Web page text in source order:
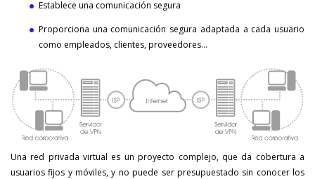
Establece una comunicación segura
Proporciona una comunicación segura adaptada a cada usuario
como empleados, clientes, proveedores...
Una red privada virtual es un proyecto complejo, que da cobertura a
usuarios fijos y móviles, y no puede ser presupuestado sin conocer los